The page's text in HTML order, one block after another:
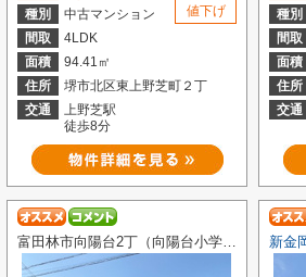
種別
中古マンション
間取
4LDK
面積
94.41㎡
住所
堺市北区東上野芝町２丁
交通
上野芝駅
徒歩8分
値下げ
種別
間取
面積
住所
交通
富田林市向陽台2丁（向陽台小学校）